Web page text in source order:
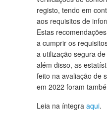
registo, tendo em
aos requisitos de
Estas
a cumprir os
a utilização segura
além disso, as
feito na avaliação de
em 2022 foram
Leia na íntegra aqui.